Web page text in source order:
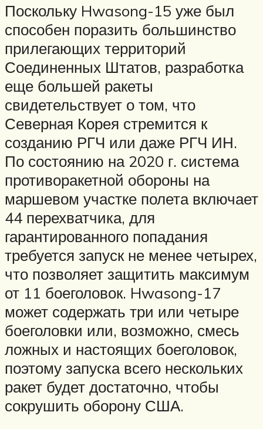
Поскольку Hwasong-15 уже был
способен поразить большинство
прилегающих территорий
Соединенных Штатов, разработка
еще большей ракеты
свидетельствует о том, что
Северная Корея стремится к
созданию РГЧ или даже РГЧ ИН.
По состоянию на 2020 г. система
противоракетной обороны на
маршевом участке полета включает
44 перехватчика, для
гарантированного попадания
требуется запуск не менее четырех,
что позволяет защитить максимум
от 11 боеголовок. Hwasong-17
может содержать три или четыре
боеголовки или, возможно, смесь
ложных и настоящих боеголовок,
поэтому запуска всего нескольких
ракет будет достаточно, чтобы
сокрушить оборону США.